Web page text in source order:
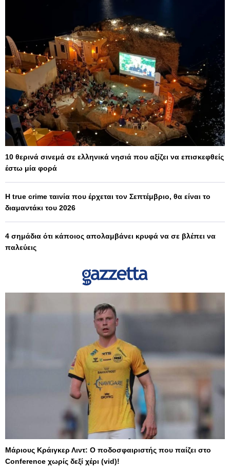
10 θερινά σινεμά σε ελληνικά νησιά που αξίζει να επισκεφθείς
έστω μία φορά
Η true crime ταινία που έρχεται τον Σεπτέμβριο, θα είναι το
διαμαντάκι του 2026
4 σημάδια ότι κάποιος απολαμβάνει κρυφά να σε βλέπει να
παλεύεις
Μάριους Κράιγκερ Λιντ: Ο ποδοσφαιριστής που παίζει στο
Conference χωρίς δεξί χέρι (vid)!